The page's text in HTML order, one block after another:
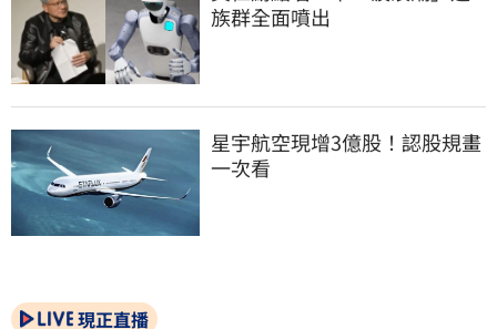
族群全面噴出
星宇航空現增3億股！認股規畫
一次看
現正直播